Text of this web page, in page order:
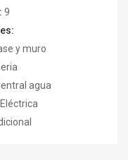
9
y muro
agua
Eléctrica